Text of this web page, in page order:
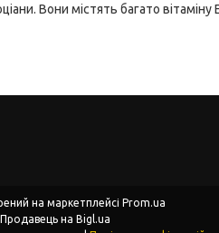
Вони містять багато
на маркетплейсі Prom.ua
Продавець на Bigl.ua